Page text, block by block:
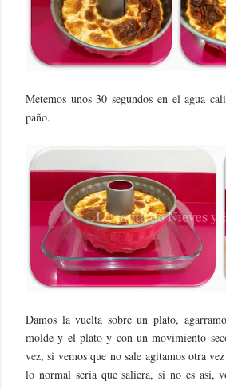
Metemos unos 30 segundos en el agua
paño.
Damos la vuelta sobre un plato,
molde y el plato y con un movimiento
vez, si vemos que no sale agitamos otra
lo normal sería que saliera, si no es así,